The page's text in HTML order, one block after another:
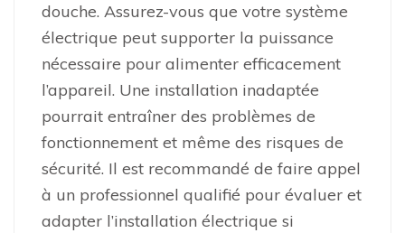
douche. Assurez-vous que votre système
électrique peut supporter la puissance
nécessaire pour alimenter efficacement
l’appareil. Une installation inadaptée
pourrait entraîner des problèmes de
fonctionnement et même des risques de
sécurité. Il est recommandé de faire appel
à un professionnel qualifié pour évaluer et
adapter l’installation électrique si